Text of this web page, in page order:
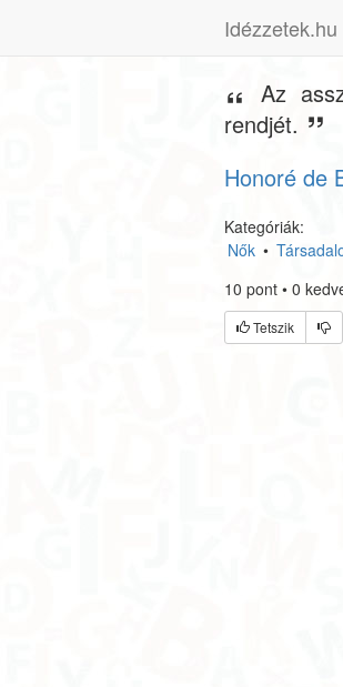
Idézzetek.hu
Az
rendjét.
Honoré de
Kategóriák:
Nők •
10 pont • 0
Tetszik